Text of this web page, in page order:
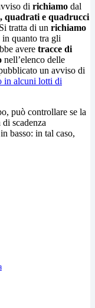
di richiamo dal
quadrati e quadrucci
tratta di un richiamo
in quanto tra gli
avere tracce di
nell’elenco delle
un avviso di
in alcuni lotti di
può controllare se la
scadenza
basso: in tal caso,